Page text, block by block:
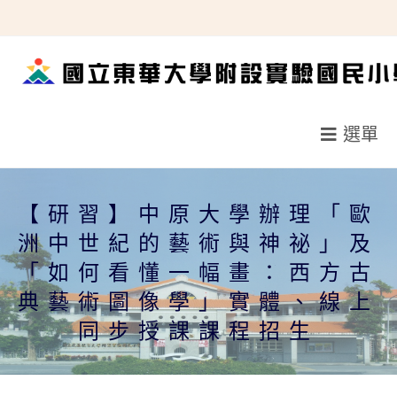
轉
選單
【研習】中原大學辦理「歐
洲中世紀的藝術與神祕」及
「如何看懂一幅畫：西方古
典藝術圖像學」實體、線上
同步授課課程招生